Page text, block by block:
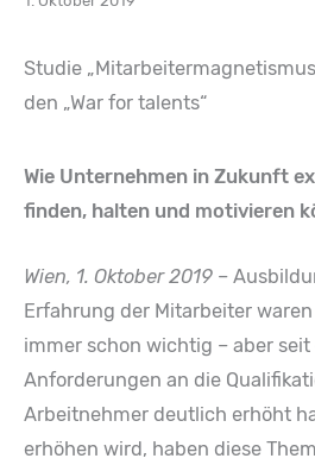
Studie
den „War for talents“
Wie Unternehmen in Zukunft
finden, halten und motivieren
Wien, 1. Oktober 2019 –
Erfahrung der Mitarbeiter
immer schon wichtig – aber
Anforderungen an die
Arbeitnehmer deutlich erhöht
erhöhen wird, haben diese